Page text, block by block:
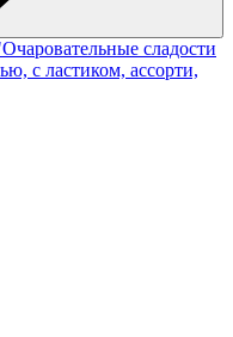
сладости
с ластиком, ассорти,